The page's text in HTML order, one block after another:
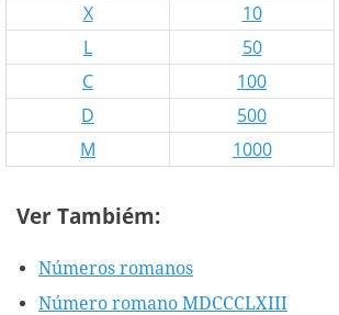
X
10
L
50
C
100
D
500
M
1000
Ver Tambiém:
Números romanos
Número romano MDCCCLXIII